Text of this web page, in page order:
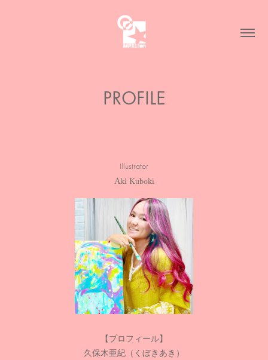
PROFILE
Illustrator
Aki Kuboki
【プロフィール】
久保木亜紀（くぼきあき）